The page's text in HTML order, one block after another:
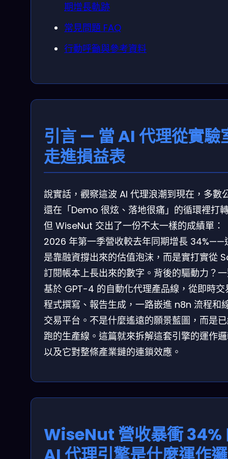
期增長軌跡
常見問題 FAQ
行動呼籲與參考資料
引言 — 當 AI 代理從實驗
走進損益表
說實話，觀察這波 AI 代理浪潮到現在，多數
還在「Demo 很炫、落地很痛」的循環裡打
但 WiseNut 交出了一份不太一樣的成績單：
2026 年第一季營收較去年同期增長 34%——
是靠融資撐出來的估值泡沫，而是實打實從
訂閱帳本上長出來的數字。背後的驅動力？
基於 GPT-4 的自動化代理產品線，從即時交
程式撰寫、報告生成，一路嵌進 n8n 流程和
交易平台。不是什麼遙遠的願景藍圖，而是
跑的生產線。這篇就來拆解這套引擎的運作
以及它對整條產業鏈的連鎖效應。
WiseNut 營收暴衝 34%